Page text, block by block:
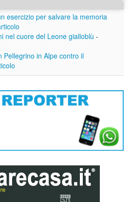
esercizio per salvare la memoria
nel cuore del Leone gialloblù -
Pellegrino in Alpe contro il